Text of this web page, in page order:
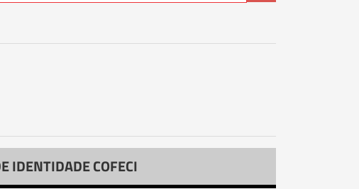
IDENTIDADE COFECI